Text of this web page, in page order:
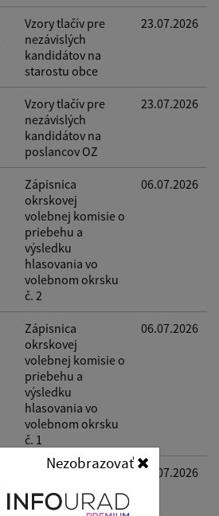
Nezobrazovať
Vzory tlačív pre
nezávislých
kandidátov na
starostu obce
23.07.2026
Vzory tlačív pre
nezávislých
kandidátov na
poslancov OZ
23.07.2026
Zápisnica
okrskovej
volebnej komisie o
priebehu a
výsledku
hlasovania vo
volebnom okrsku
č. 2
06.07.2026
Zápisnica
okrskovej
volebnej komisie o
priebehu a
výsledku
hlasovania vo
volebnom okrsku
č. 1
06.07.2026
Oznámenie
funkcie starostu
02.07.2026